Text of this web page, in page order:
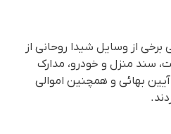
برخی از وسایل شیدا روحانی از
سند منزل و خودرو، مدارک
بهائی و همچنین اموالی